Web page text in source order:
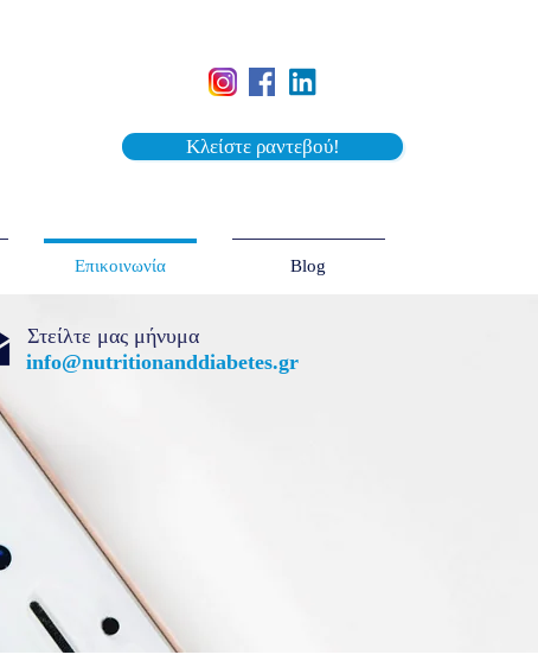
Κλείστε ραντεβού!
Επικοινωνία Blog
Στείλτε μας μήνυμα
info@nutritionanddiabetes.gr